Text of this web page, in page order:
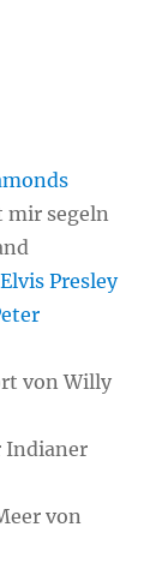
mir segeln
Elvis Presley
von Willy
Indianer
von